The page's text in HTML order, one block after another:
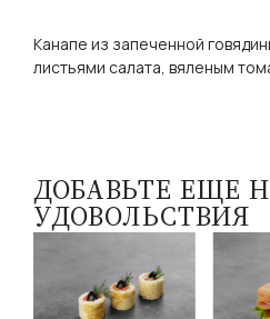
Канапе из запеченной
листьями салата, вяленым
ДОБАВЬТЕ ЕЩЕ
УДОВОЛЬСТВИЯ